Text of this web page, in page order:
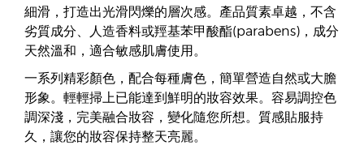
細滑，打造出光滑閃爍的層次感。產品質素卓越，不含
劣質成分、人造香料或羥基苯甲酸酯(parabens)，成分
天然溫和，適合敏感肌膚使用。
一系列精彩顏色，配合每種膚色，簡單營造自然或大膽
形象。輕輕掃上已能達到鮮明的妝容效果。容易調控色
調深淺，完美融合妝容，變化隨您所想。質感貼服持
久，讓您的妝容保持整天亮麗。